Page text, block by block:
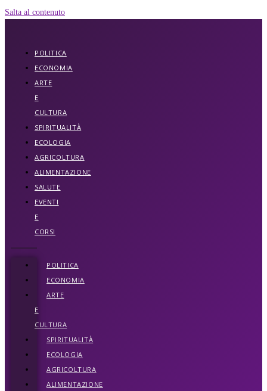
Salta al contenuto
POLITICA
ECONOMIA
ARTE
E
CULTURA
SPIRITUALITÀ
ECOLOGIA
AGRICOLTURA
ALIMENTAZIONE
SALUTE
EVENTI
E
CORSI
POLITICA
ECONOMIA
ARTE
E
CULTURA
SPIRITUALITÀ
ECOLOGIA
AGRICOLTURA
ALIMENTAZIONE